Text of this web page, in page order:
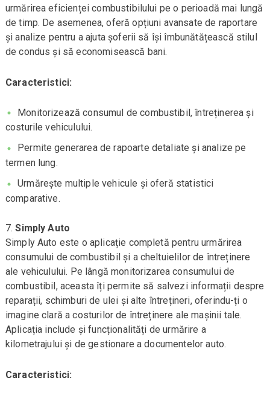
urmărirea eficienței combustibilului pe o perioadă mai lungă
de timp. De asemenea, oferă opțiuni avansate de raportare
și analize pentru a ajuta șoferii să își îmbunătățească stilul
de condus și să economisească bani.
Caracteristici:
Monitorizează consumul de combustibil, întreținerea și
costurile vehiculului.
Permite generarea de rapoarte detaliate și analize pe
termen lung.
Urmărește multiple vehicule și oferă statistici
comparative.
Simply Auto
Simply Auto este o aplicație completă pentru urmărirea
consumului de combustibil și a cheltuielilor de întreținere
ale vehiculului. Pe lângă monitorizarea consumului de
combustibil, aceasta îți permite să salvezi informații despre
reparații, schimburi de ulei și alte întrețineri, oferindu-ți o
imagine clară a costurilor de întreținere ale mașinii tale.
Aplicația include și funcționalități de urmărire a
kilometrajului și de gestionare a documentelor auto.
Caracteristici: